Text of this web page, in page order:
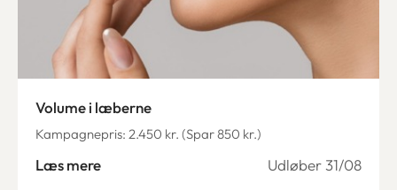
Volume i læberne
Kampagnepris: 2.450 kr. (Spar 850 kr.)
Læs mere Udløber 31/08